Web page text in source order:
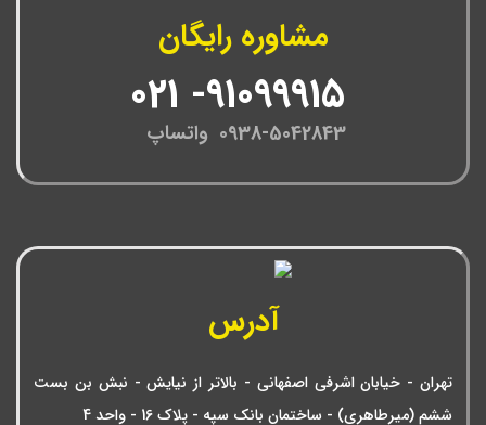
مشاوره رایگان
0938-5042843 واتساپ
آدرس
تهران - خیابان اشرفی اصفهانی - بالاتر از نیایش - نبش بن بست
ششم (میرطاهری) - ساختمان بانک سپه - پلاک 16 - واحد 4